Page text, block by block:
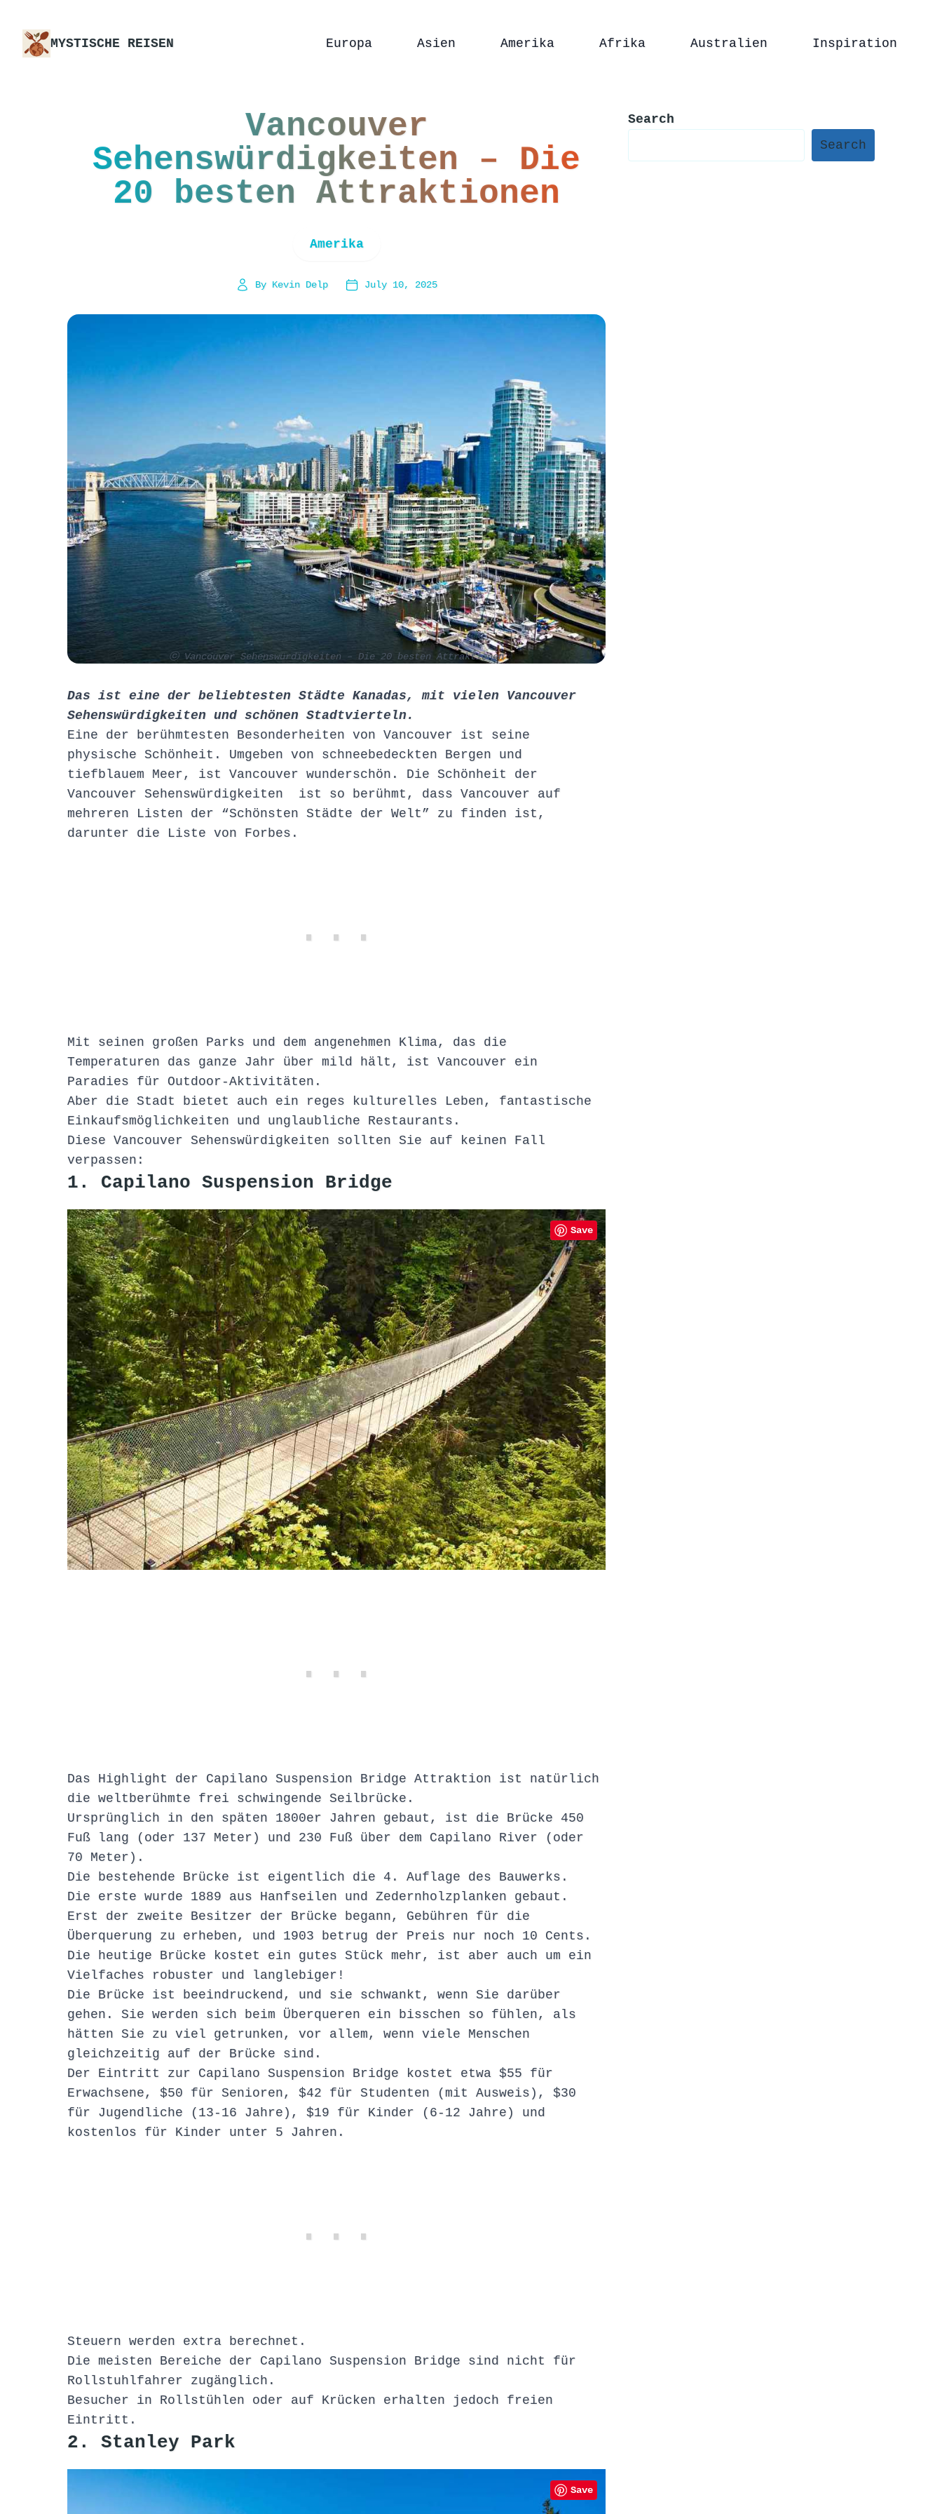
MYSTISCHE REISEN Europa Asien Amerika Afrika Australien Inspiration
Vancouver
Sehenswürdigkeiten – Die
20 besten Attraktionen
Amerika
By Kevin Delp July 10, 2025
ⓒ Vancouver Sehenswürdigkeiten – Die 20 besten Attraktionen
Das ist eine der beliebtesten Städte Kanadas, mit vielen Vancouver
Sehenswürdigkeiten und schönen Stadtvierteln.
Eine der berühmtesten Besonderheiten von Vancouver ist seine
physische Schönheit. Umgeben von schneebedeckten Bergen und
tiefblauem Meer, ist Vancouver wunderschön. Die Schönheit der
Vancouver Sehenswürdigkeiten ist so berühmt, dass Vancouver auf
mehreren Listen der “Schönsten Städte der Welt” zu finden ist,
darunter die Liste von Forbes.
Mit seinen großen Parks und dem angenehmen Klima, das die
Temperaturen das ganze Jahr über mild hält, ist Vancouver ein
Paradies für Outdoor-Aktivitäten.
Aber die Stadt bietet auch ein reges kulturelles Leben, fantastische
Einkaufsmöglichkeiten und unglaubliche Restaurants.
Diese Vancouver Sehenswürdigkeiten sollten Sie auf keinen Fall
verpassen:
1. Capilano Suspension Bridge
Save
Das Highlight der Capilano Suspension Bridge Attraktion ist natürlich
die weltberühmte frei schwingende Seilbrücke.
Ursprünglich in den späten 1800er Jahren gebaut, ist die Brücke 450
Fuß lang (oder 137 Meter) und 230 Fuß über dem Capilano River (oder
70 Meter).
Die bestehende Brücke ist eigentlich die 4. Auflage des Bauwerks.
Die erste wurde 1889 aus Hanfseilen und Zedernholzplanken gebaut.
Erst der zweite Besitzer der Brücke begann, Gebühren für die
Überquerung zu erheben, und 1903 betrug der Preis nur noch 10 Cents.
Die heutige Brücke kostet ein gutes Stück mehr, ist aber auch um ein
Vielfaches robuster und langlebiger!
Die Brücke ist beeindruckend, und sie schwankt, wenn Sie darüber
gehen. Sie werden sich beim Überqueren ein bisschen so fühlen, als
hätten Sie zu viel getrunken, vor allem, wenn viele Menschen
gleichzeitig auf der Brücke sind.
Der Eintritt zur Capilano Suspension Bridge kostet etwa $55 für
Erwachsene, $50 für Senioren, $42 für Studenten (mit Ausweis), $30
für Jugendliche (13-16 Jahre), $19 für Kinder (6-12 Jahre) und
kostenlos für Kinder unter 5 Jahren.
Steuern werden extra berechnet.
Die meisten Bereiche der Capilano Suspension Bridge sind nicht für
Rollstuhlfahrer zugänglich.
Besucher in Rollstühlen oder auf Krücken erhalten jedoch freien
Eintritt.
2. Stanley Park
Save
Search
Search